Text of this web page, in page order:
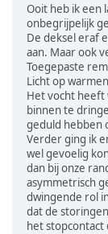
Ooit heb ik een
onbegrijpelijk
De deksel eraf
aan. Maar ook
Toegepaste
Licht op
Het vocht heeft
binnen te
geduld hebben
Verder ging ik
wel gevoelig
dan bij onze
asymmetrisch
dwingende rol
dat de
het stopcontact